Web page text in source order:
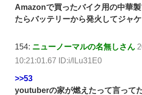
Amazonで買ったバイク用の中華
たらバッテリーから発火してジャケ
154: ニューノーマルの名無しさん
10:21:01.67 ID:i/lLu31E0
>>53
youtuberの家が燃えたって言って